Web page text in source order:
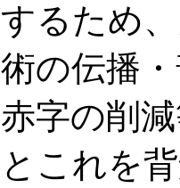
するため
術の伝播
赤字の削
とこれを